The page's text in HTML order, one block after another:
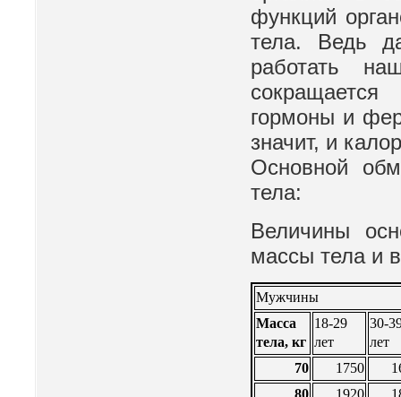
функций
тела. Ведь
работать
гормоны и
значит, и
Основной
тела:
Величины
массы тела и
Мужчины
Масса
тела, кг
18-29
лет
30-
лет
70
1750
80
1920